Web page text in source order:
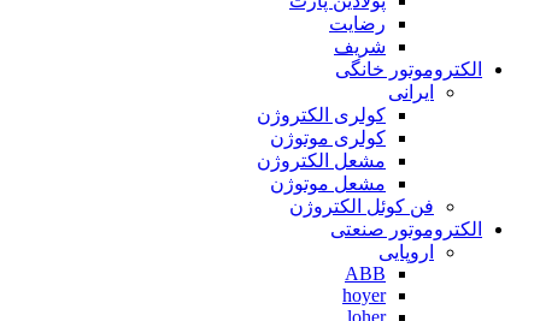
رضایت
شریف
الکتروموتور خانگی
ایرانی
کولری الکتروژن
کولری موتوژن
مشعل الکتروژن
مشعل موتوژن
فن کوئل الکتروژن
الکتروموتور صنعتی
اروپایی
ABB
hoyer